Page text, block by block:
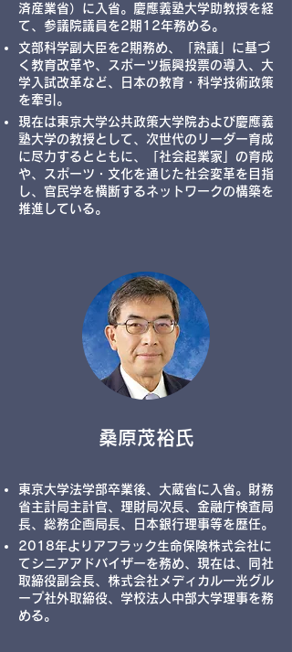
済産業省）に入省。慶應義塾大学助教授を経
て、参議院議員を2期12年務める。
文部科学副大臣を2期務め、「熟議」に基づ
く教育改革や、スポーツ振興投票の導入、大
学入試改革など、日本の教育・科学技術政策
を牽引。
現在は東京大学公共政策大学院および慶應義
塾大学の教授として、次世代のリーダー育成
に尽力するとともに、
「社会起業家」の育成
や、スポーツ・文化を通じた社会変革を目指
し、官民学を横断するネットワークの構築を
推進している。
​桑原茂裕氏
東京大学法学部卒業後、大蔵省に入省。財務
省主計局主計官、理財局次長、金融庁検査局
長、総務企画局長、日本銀行理事等を歴任。
2018年よりアフラック生命保険株式会社に
てシニアアドバイザーを務め、現在は、同社
取締役副会長、株式会社メディカル一光グル
ープ社外取締役、学校法人中部大学理事を務
める。